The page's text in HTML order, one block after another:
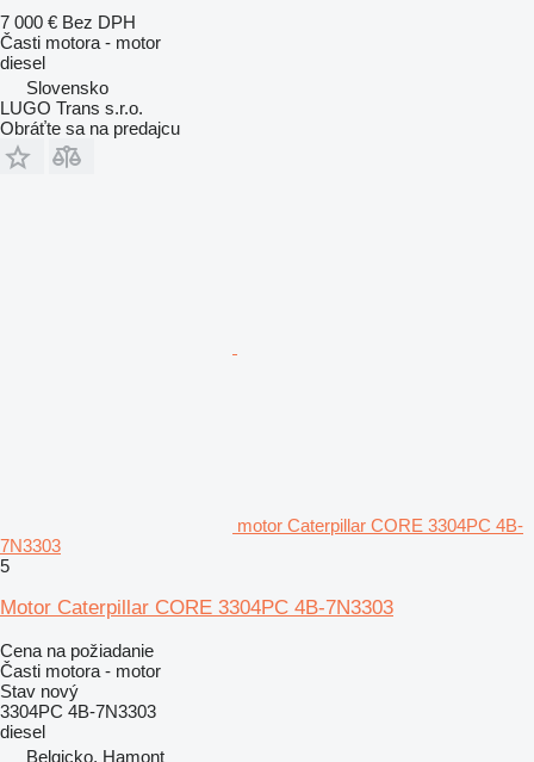
7 000 € Bez DPH
Časti motora - motor
diesel
Slovensko
LUGO Trans s.r.o.
Obráťte sa na predajcu
motor Caterpillar CORE 3304PC 4B-
7N3303
5
Motor Caterpillar CORE 3304PC 4B-7N3303
Cena na požiadanie
Časti motora - motor
Stav nový
3304PC 4B-7N3303
diesel
Belgicko, Hamont